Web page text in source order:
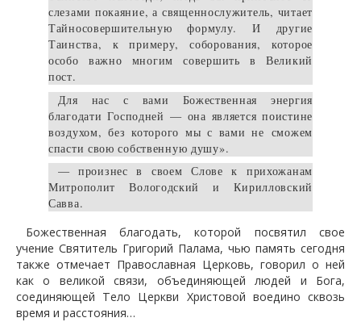
слезами покаяние, а священнослужитель, читает
Тайносовершительную формулу. И другие
Таинства, к примеру, соборования, которое
особо важно многим совершить в Великий
пост.
Для нас с вами Божественная энергия
благодати Господней — она является поистине
воздухом, без которого мы с вами не сможем
спасти свою собственную душу».
— произнес в своем Слове к прихожанам
Митрополит Вологодский и Кирилловский
Савва.
Божественная благодать, которой посвятил свое
учение Святитель Григорий Палама, чью память сегодня
также отмечает Православная Церковь, говорил о ней
как о великой связи, объединяющей людей и Бога,
соединяющей Тело Церкви Христовой воедино сквозь
время и расстояния…